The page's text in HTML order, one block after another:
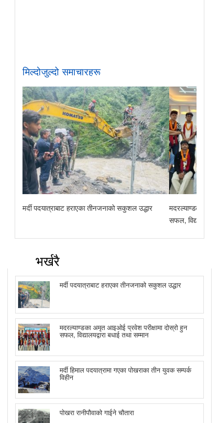
मिल्दोजुल्दो समाचारहरू
मर्दी पदयात्राबाट हराएका तीनजनाको सकुशल उद्धार
मदरल्याण्डका अमृत
सफल,
भर्खरै
मर्दी पदयात्राबाट हराएका तीनजनाको सकुशल उद्धार
मदरल्याण्डका अमृत आइओई प्रवेश परीक्षामा दोस्रो हुन
सफल, विद्यालयद्वारा बधाई तथा सम्मान
मर्दी हिमाल पदयात्रामा गएका पोखराका तीन युवक सम्पर्क
विहीन
पोखरा रानीपौवाको गाईने चौतारा